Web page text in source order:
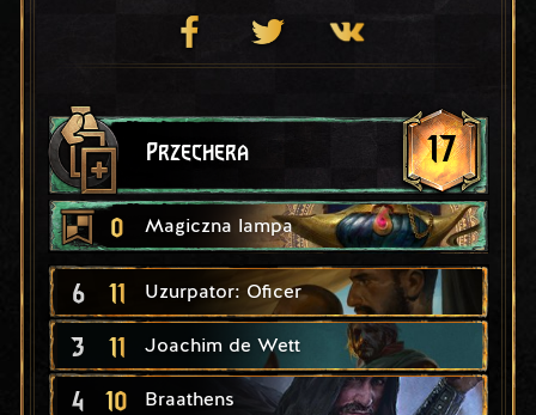
Przechera 17
0 Magiczna lampa
6 11 Uzurpator: Oficer
3 11 Joachim de Wett
4 10 Braathens